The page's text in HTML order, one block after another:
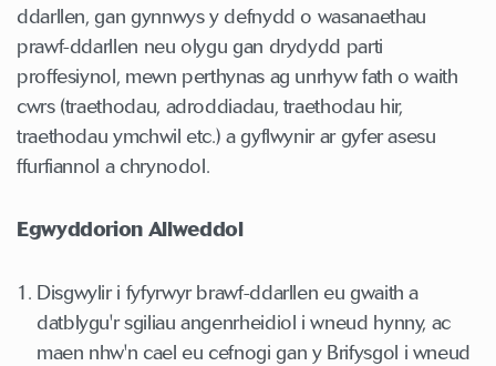
ddarllen, gan gynnwys y defnydd o wasanaethau
prawf-ddarllen neu olygu gan drydydd parti
proffesiynol, mewn perthynas ag unrhyw fath o waith
cwrs (traethodau, adroddiadau, traethodau hir,
traethodau ymchwil etc.) a gyflwynir ar gyfer asesu
ffurfiannol a chrynodol.
Egwyddorion Allweddol
Disgwylir i fyfyrwyr brawf-ddarllen eu gwaith a
datblygu'r sgiliau angenrheidiol i wneud hynny, ac
maen nhw'n cael eu cefnogi gan y Brifysgol i wneud